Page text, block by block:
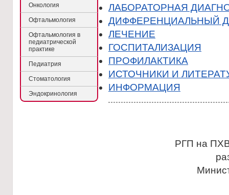
Онкология
Офтальмология
Офтальмология в
педиатрической
практике
Педиатрия
Стоматология
Эндокринология
ЛАБОРАТОРНАЯ
ДИФФЕРЕНЦИАЛЬНЫЙ
ЛЕЧЕНИЕ
ГОСПИТАЛИЗАЦИЯ
ПРОФИЛАКТИКА
ИСТОЧНИКИ И
ИНФОРМАЦИЯ
РГП на ПХВ